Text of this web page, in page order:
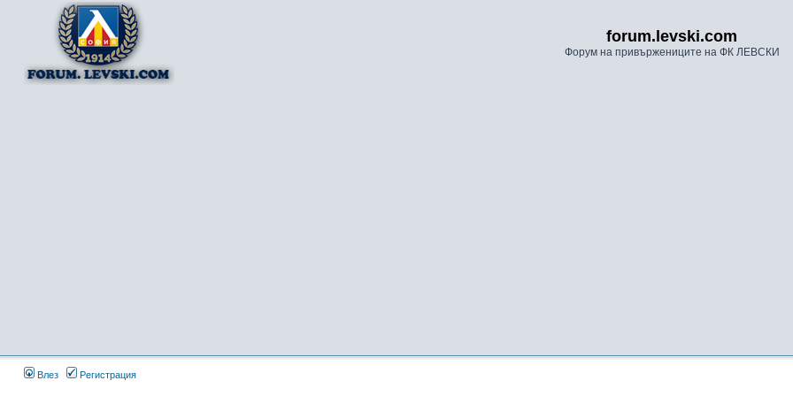
forum.levski.com
Форум на привържениците на ФК ЛЕВСКИ
Влез Регистрация